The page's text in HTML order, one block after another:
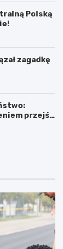
Polską
zagadkę
przejść